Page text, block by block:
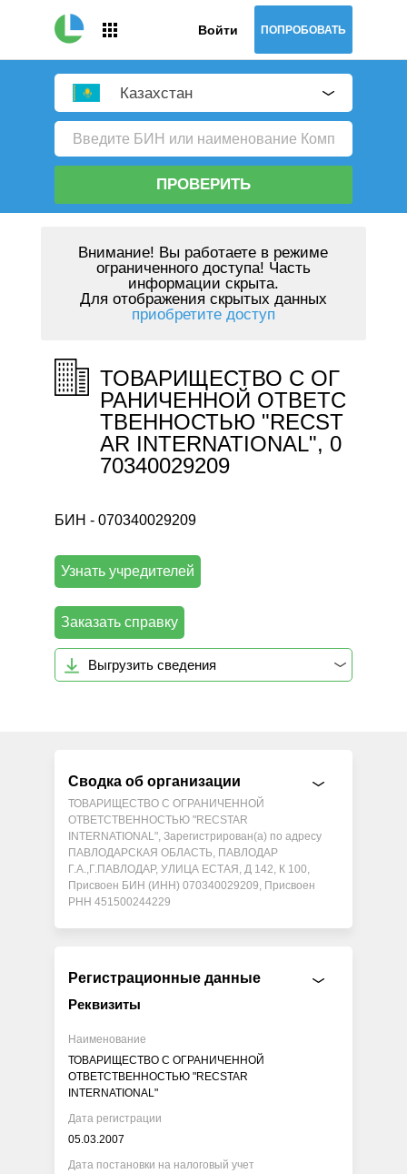
Войти ПОПРОБОВАТЬ
Казахстан
ПРОВЕРИТЬ
Внимание! Вы работаете в режиме
ограниченного доступа! Часть
информации скрыта.
Для отображения скрытых данных
приобретите доступ
ТОВАРИЩЕСТВО С ОГ
РАНИЧЕННОЙ ОТВЕТС
ТВЕННОСТЬЮ "RECST
AR INTERNATIONAL", 0
70340029209
БИН - 070340029209
Узнать учредителей
Заказать справку
Выгрузить сведения
Сводка об организации
ТОВАРИЩЕСТВО С ОГРАНИЧЕННОЙ
ОТВЕТСТВЕННОСТЬЮ "RECSTAR
INTERNATIONAL", Зарегистрирован(а) по адресу
ПАВЛОДАРСКАЯ ОБЛАСТЬ, ПАВЛОДАР
Г.А.,Г.ПАВЛОДАР, УЛИЦА ЕСТАЯ, Д 142, К 100,
Присвоен БИН (ИНН) 070340029209, Присвоен
РНН 451500244229
Регистрационные данные
Реквизиты
Наименование
ТОВАРИЩЕСТВО С ОГРАНИЧЕННОЙ
ОТВЕТСТВЕННОСТЬЮ "RECSTAR
INTERNATIONAL"
Дата регистрации
05.03.2007
Дата постановки на налоговый учет